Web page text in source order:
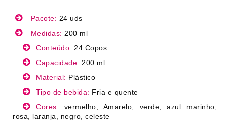
Pacote: 24 uds
Medidas: 200 ml
Conteúdo: 24 Copos
Capacidade: 200 ml
Material: Plástico
Tipo de bebida: Fria e quente
Cores: vermelho, Amarelo, verde, azul marinho,
rosa, laranja, negro, celeste